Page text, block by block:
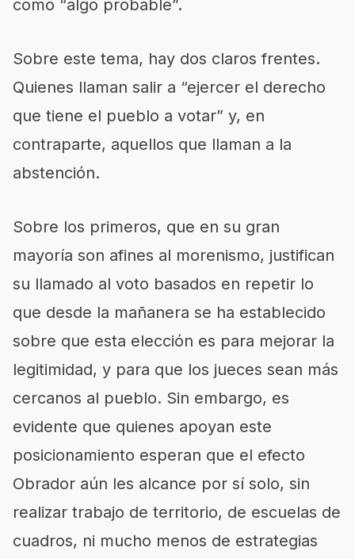
como “algo probable”.
Sobre este tema, hay dos claros frentes.
Quienes llaman salir a “ejercer el derecho
que tiene el pueblo a votar” y, en
contraparte, aquellos que llaman a la
abstención.
Sobre los primeros, que en su gran
mayoría son afines al morenismo, justifican
su llamado al voto basados en repetir lo
que desde la mañanera se ha establecido
sobre que esta elección es para mejorar la
legitimidad, y para que los jueces sean más
cercanos al pueblo. Sin embargo, es
evidente que quienes apoyan este
posicionamiento esperan que el efecto
Obrador aún les alcance por sí solo, sin
realizar trabajo de territorio, de escuelas de
cuadros, ni mucho menos de estrategias